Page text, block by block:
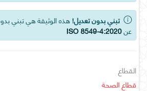
تبني بدون تعديل! هذه الوثيقة هي تبني
عنISO 8549-4:2020
القطاع
قطاع الصحة